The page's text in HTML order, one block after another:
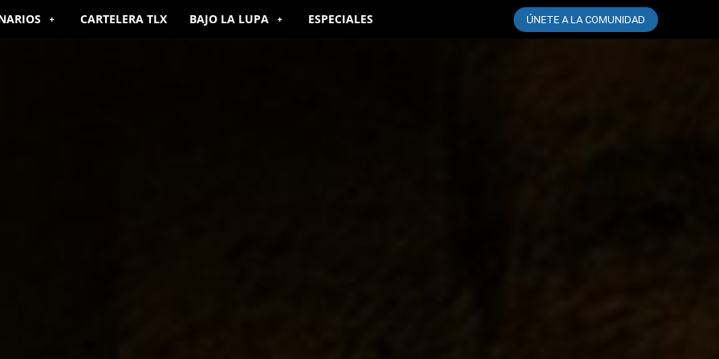
CARTELERA TLX BAJO LA LUPA ESPECIALES ÚNETE A LA COMUNIDAD